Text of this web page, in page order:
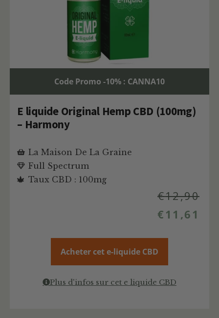
Code Promo -10% : CANNA10
E liquide Original Hemp CBD (100mg)
– Harmony
La Maison De La Graine
Full Spectrum
Taux CBD : 100mg
€12,90
€ 11,61
Acheter cet e-liquide CBD
Plus d'infos sur cet e liquide CBD